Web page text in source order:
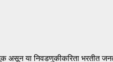
या निवडणुकीकरिता भरतीत जनता